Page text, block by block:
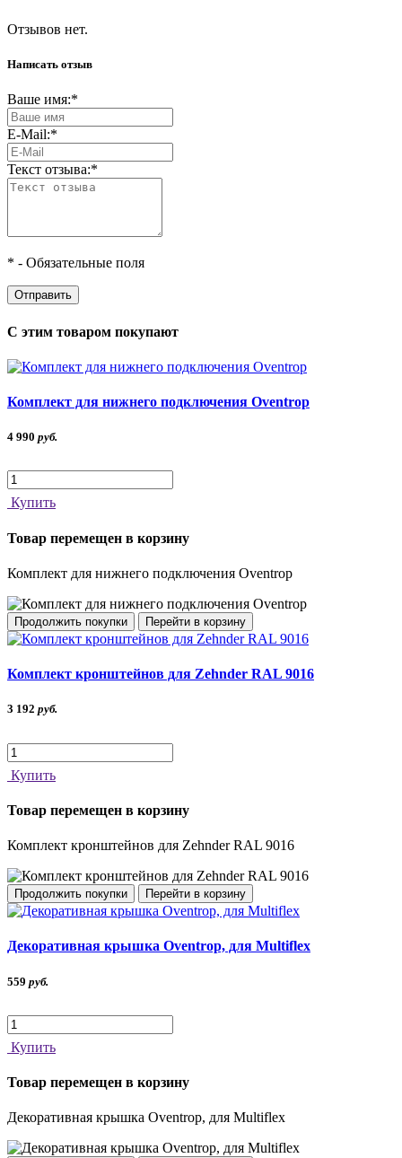
Отзывов нет.
Написать отзыв
Ваше имя:*
E-Mail:*
Текст отзыва:*
* - Обязательные поля
С этим товаром покупают
Комплект для нижнего подключения Oventrop
4 990 руб.
Купить
Товар перемещен в корзину
Комплект для нижнего подключения Oventrop
Продолжить покупки Перейти в корзину
Комплект кронштейнов для Zehnder RAL 9016
3 192 руб.
Купить
Товар перемещен в корзину
Комплект кронштейнов для Zehnder RAL 9016
Продолжить покупки Перейти в корзину
Декоративная крышка Oventrop, для Multiflex
559 руб.
Купить
Товар перемещен в корзину
Декоративная крышка Oventrop, для Multiflex